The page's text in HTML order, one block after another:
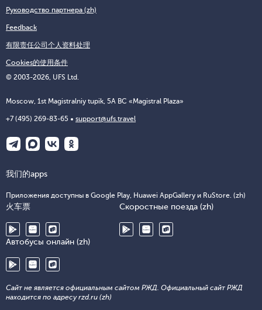
© 2003-2026, UFS Ltd.
Moscow, 1st Magistralniy tupik, 5A BC «Magistral Plaza»
+7 (495) 269-83-65 support@ufs.travel
Руководство партнера (zh)
Feedback
有限责任公司个人资料处理
Cookies的使用条件
我们的apps
Приложения доступны в Google Play, Huawei AppGallery и RuStore. (zh)
火车票 Скоростные поезда (zh)
Автобусы онлайн (zh)
Сайт не является официальным сайтом РЖД. Официальный сайт РЖД
находится по адресу rzd.ru (zh)